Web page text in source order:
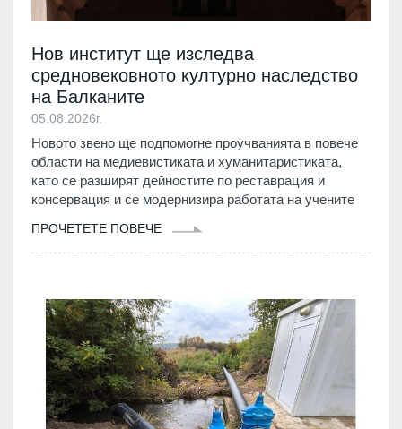
Нов институт ще изследва
средновековното културно наследство
на Балканите
05.08.2026г.
Новото звено ще подпомогне проучванията в повече
области на медиевистиката и хуманитаристиката,
като се разширят дейностите по реставрация и
консервация и се модернизира работата на учените
ПРОЧЕТЕТЕ ПОВЕЧЕ